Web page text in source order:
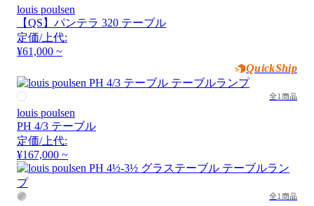
louis poulsen
【QS】パンテラ 320 テーブル
定価/上代:
¥61,000 ~
QuickShip
全1商品
louis poulsen
PH 4/3 テーブル
定価/上代:
¥167,000 ~
全1商品